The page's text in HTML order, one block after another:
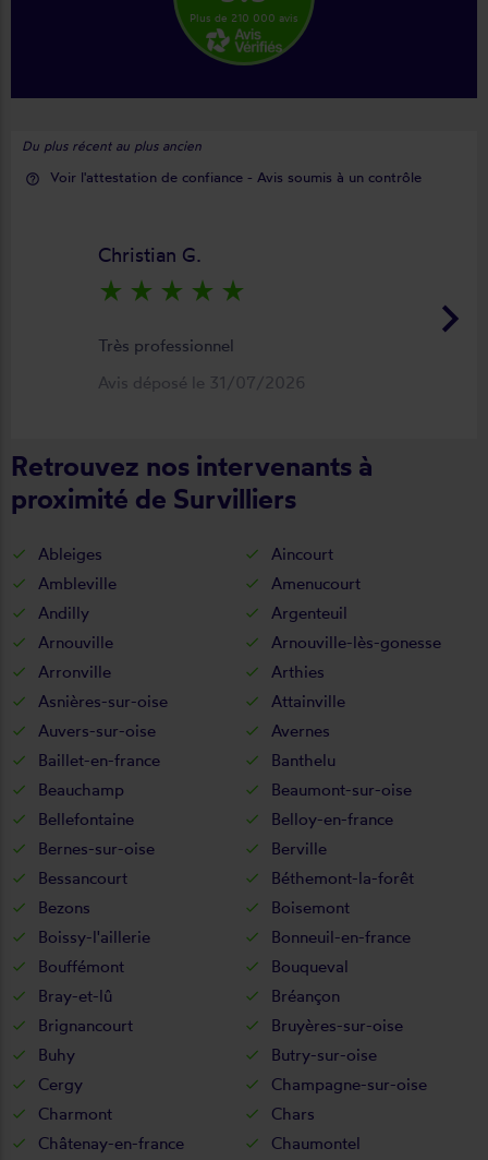
Plus de 210 000 avis
Du plus récent au plus ancien
help_outline Voir l'attestation de confiance - Avis soumis à un contrôle
keyboard_arrow_right
Christian G.
star_rate star_rate star_rate star_rate star_rate
Très professionnel
Avis déposé le 31/07/2026
Retrouvez nos intervenants à
proximité de Survilliers
Ableiges
Aincourt
Ambleville
Amenucourt
Andilly
Argenteuil
Arnouville
Arnouville-lès-gonesse
Arronville
Arthies
Asnières-sur-oise
Attainville
Auvers-sur-oise
Avernes
Baillet-en-france
Banthelu
Beauchamp
Beaumont-sur-oise
Bellefontaine
Belloy-en-france
Bernes-sur-oise
Berville
Bessancourt
Béthemont-la-forêt
Bezons
Boisemont
Boissy-l'aillerie
Bonneuil-en-france
Bouffémont
Bouqueval
Bray-et-lû
Bréançon
Brignancourt
Bruyères-sur-oise
Buhy
Butry-sur-oise
Cergy
Champagne-sur-oise
Charmont
Chars
Châtenay-en-france
Chaumontel